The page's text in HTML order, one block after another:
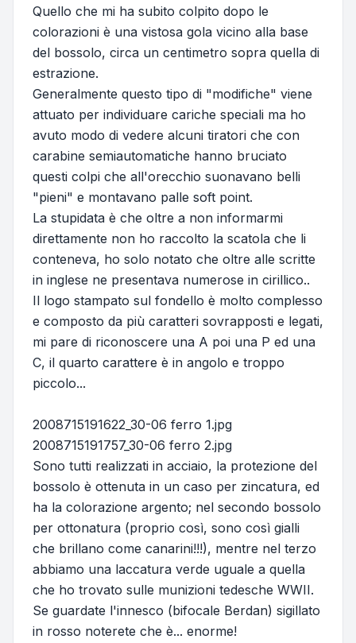
Quello che mi ha subito colpito dopo le
colorazioni è una vistosa gola vicino alla base
del bossolo, circa un centimetro sopra quella di
estrazione.
Generalmente questo tipo di "modifiche" viene
attuato per individuare cariche speciali ma ho
avuto modo di vedere alcuni tiratori che con
carabine semiautomatiche hanno bruciato
questi colpi che all'orecchio suonavano belli
"pieni" e montavano palle soft point.
La stupidata è che oltre a non informarmi
direttamente non ho raccolto la scatola che li
conteneva, ho solo notato che oltre alle scritte
in inglese ne presentava numerose in cirillico..
Il logo stampato sul fondello è molto complesso
e composto da più caratteri sovrapposti e legati,
mi pare di riconoscere una A poi una P ed una
C, il quarto carattere è in angolo e troppo
piccolo...
2008715191622_30-06 ferro 1.jpg
2008715191757_30-06 ferro 2.jpg
Sono tutti realizzati in acciaio, la protezione del
bossolo è ottenuta in un caso per zincatura, ed
ha la colorazione argento; nel secondo bossolo
per ottonatura (proprio così, sono così gialli
che brillano come canarini!!!), mentre nel terzo
abbiamo una laccatura verde uguale a quella
che ho trovato sulle munizioni tedesche WWII.
Se guardate l'innesco (bifocale Berdan) sigillato
in rosso noterete che è... enorme!